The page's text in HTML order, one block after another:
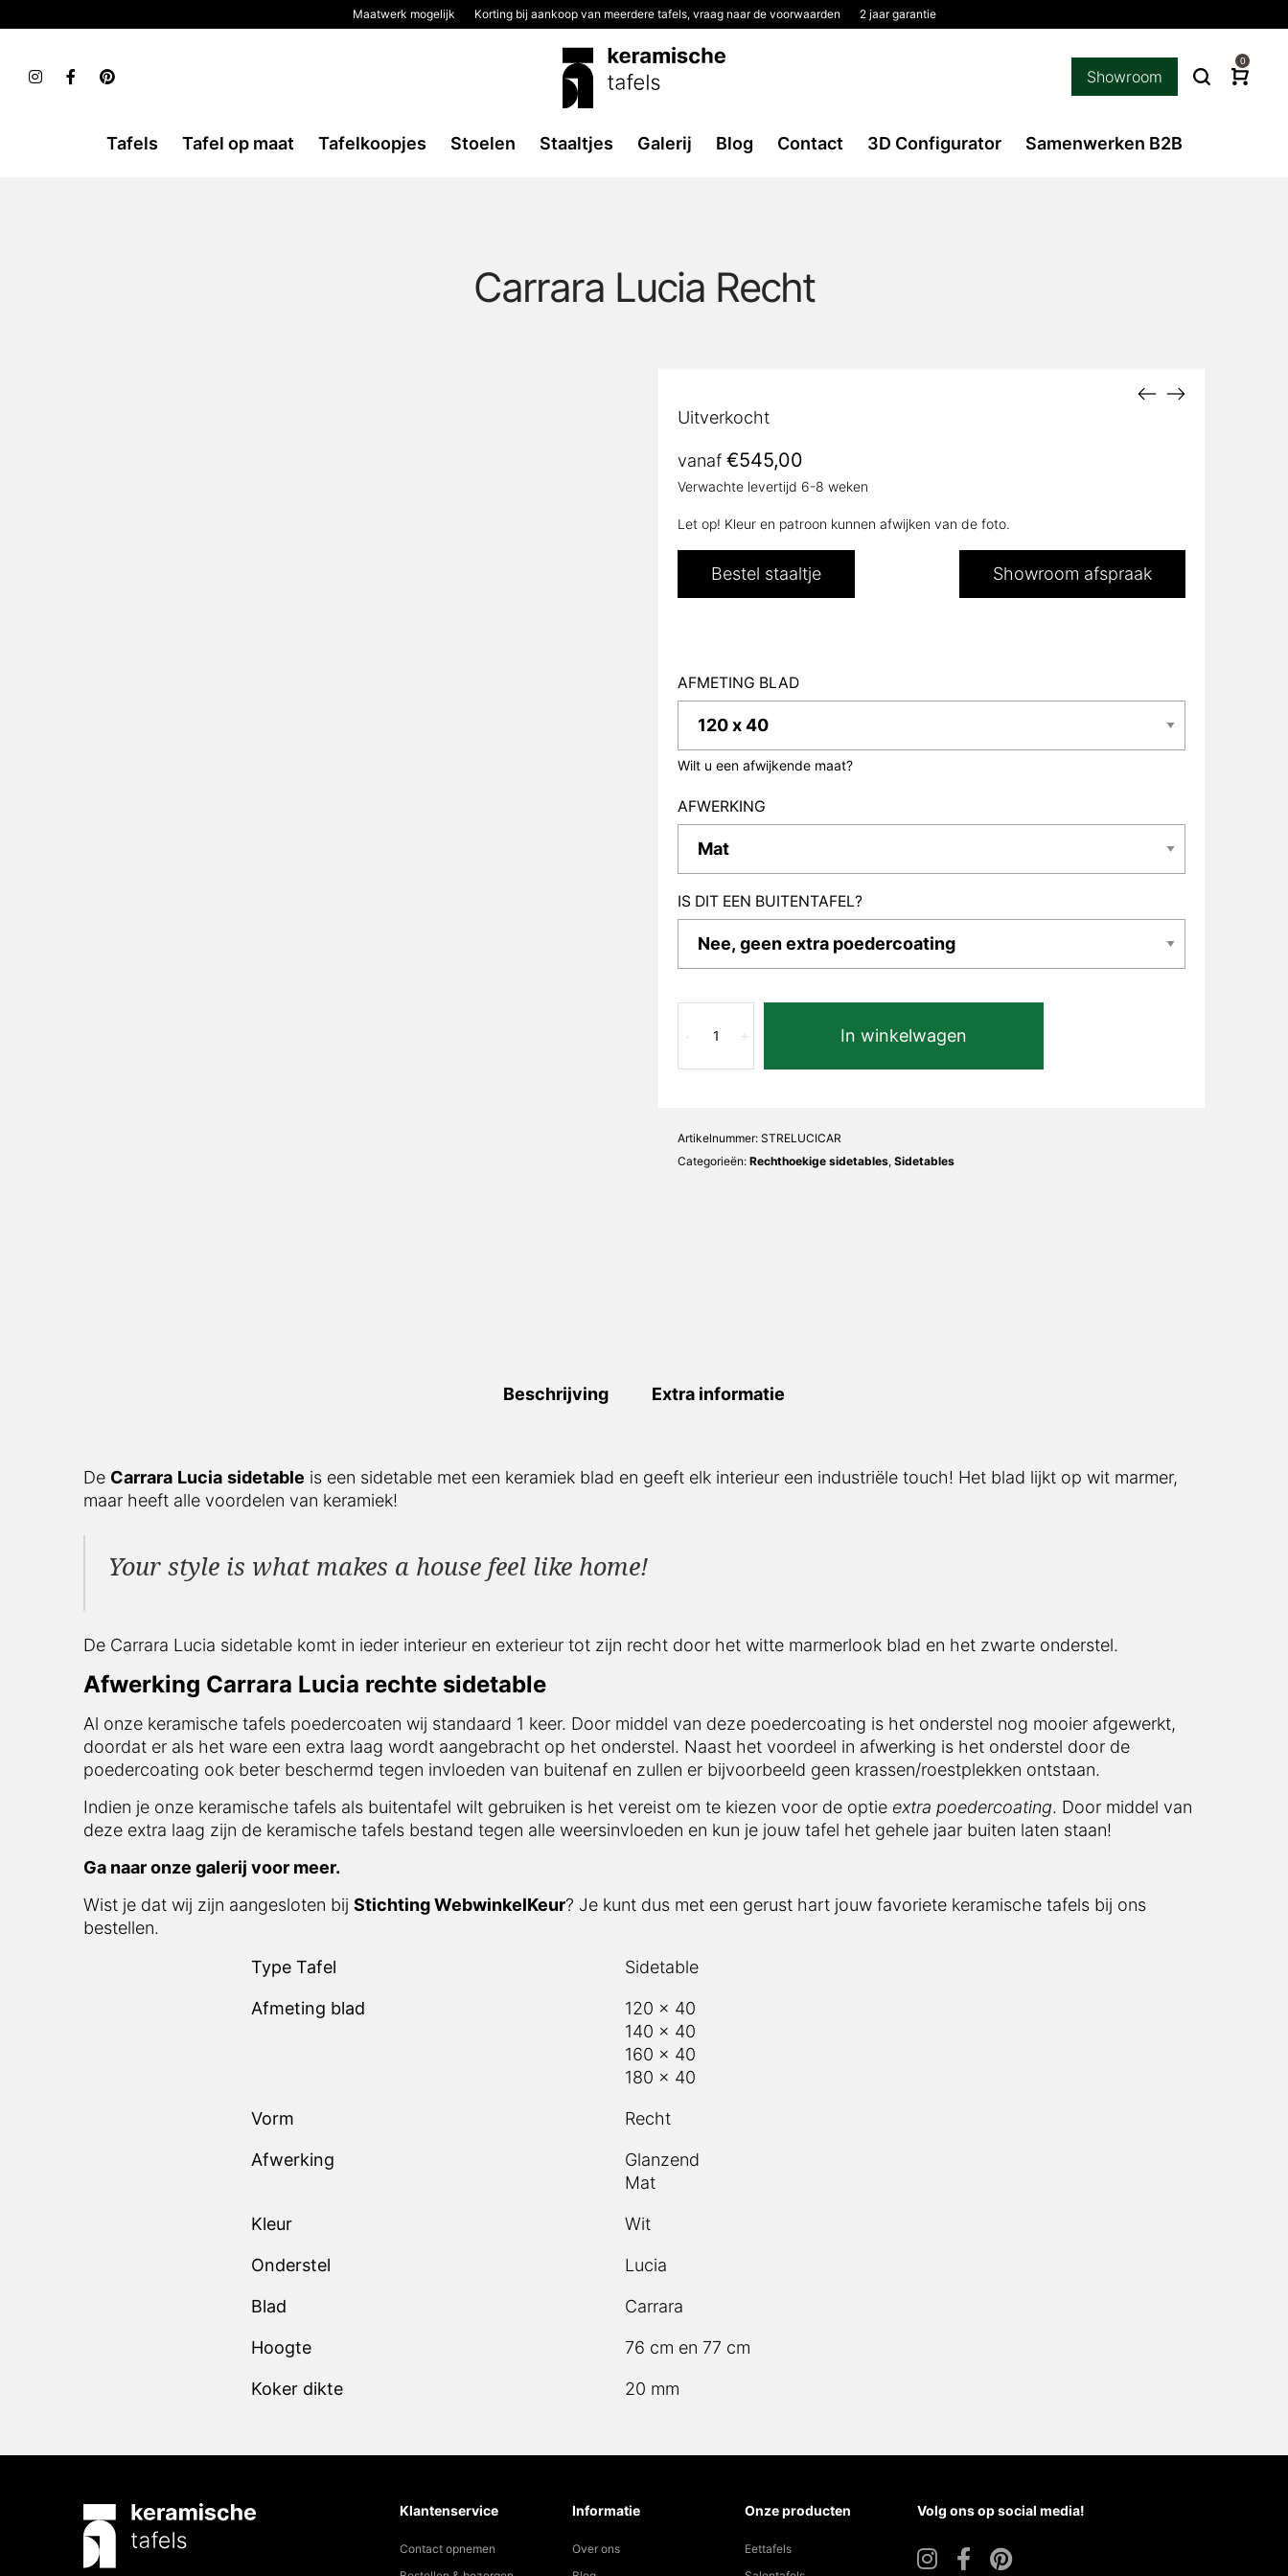
Maatwerk mogelijk Korting bij aankoop van meerdere tafels, vraag naar de voorwaarden 2 jaar garantie
Showroom
0
Tafels Tafel op maat Tafelkoopjes Stoelen Staaltjes Galerij Blog Contact 3D Configurator Samenwerken B2B
Carrara Lucia Recht
Uitverkocht
vanaf €545,00
Verwachte levertijd 6-8 weken
Let op! Kleur en patroon kunnen afwijken van de foto.
Bestel staaltje Showroom afspraak
AFMETING BLAD
Wilt u een afwijkende maat?
AFWERKING
IS DIT EEN BUITENTAFEL?
Lucia
+
- In winkelwagen
Artikelnummer: STRELUCICAR
Categorieën: Rechthoekige sidetables, Sidetables
Beschrijving Extra informatie
De Carrara Lucia sidetable is een sidetable met een keramiek blad en geeft elk interieur een industriële touch! Het blad lijkt op wit marmer,
maar heeft alle voordelen van keramiek!
Your style is what makes a house feel like home!
De Carrara Lucia sidetable komt in ieder interieur en exterieur tot zijn recht door het witte marmerlook blad en het zwarte onderstel.
Afwerking Carrara Lucia rechte sidetable
Al onze keramische tafels poedercoaten wij standaard 1 keer. Door middel van deze poedercoating is het onderstel nog mooier afgewerkt,
doordat er als het ware een extra laag wordt aangebracht op het onderstel. Naast het voordeel in afwerking is het onderstel door de
poedercoating ook beter beschermd tegen invloeden van buitenaf en zullen er bijvoorbeeld geen krassen/roestplekken ontstaan.
Indien je onze keramische tafels als buitentafel wilt gebruiken is het vereist om te kiezen voor de optie extra poedercoating. Door middel van
deze extra laag zijn de keramische tafels bestand tegen alle weersinvloeden en kun je jouw tafel het gehele jaar buiten laten staan!
Ga naar onze galerij voor meer.
Wist je dat wij zijn aangesloten bij Stichting WebwinkelKeur? Je kunt dus met een gerust hart jouw favoriete keramische tafels bij ons
bestellen.
Type Tafel
Sidetable
Afmeting blad
120 x 40
140 x 40
160 x 40
180 x 40
Vorm Recht
Afwerking
Glanzend
Mat
Kleur Wit
Onderstel Lucia
Blad Carrara
Hoogte 76 cm en 77 cm
Koker dikte 20 mm
Klantenservice
Contact opnemen
Informatie
Over ons
Onze producten
Eettafels
Volg ons op social media!